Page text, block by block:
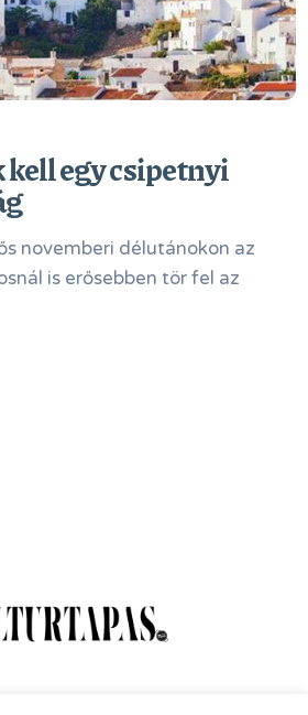
egy csipetnyi
novemberi délutánokon az
is erősebben tör fel az